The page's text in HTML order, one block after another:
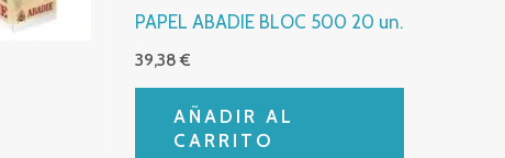
PAPEL ABADIE BLOC 500 20 un.
39,38€
AÑADIR AL
CARRITO